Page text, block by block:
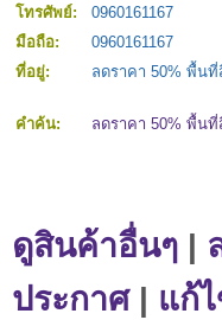
โทรศัพย์:
0960161167
มือถือ:
0960161167
ที่อยู่:
ลดราคา 50% พื้นที่
คำค้น: ลดราคา 50% พื้นที่
ดูสินค้าอื่นๆ |
ประกาศ| แก้